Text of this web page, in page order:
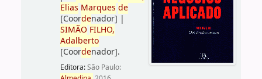
Elias Marques de
[Coordenador] |
SIMÃO FILHO,
Adalberto
[Coordenador].
Editora:São Paulo: